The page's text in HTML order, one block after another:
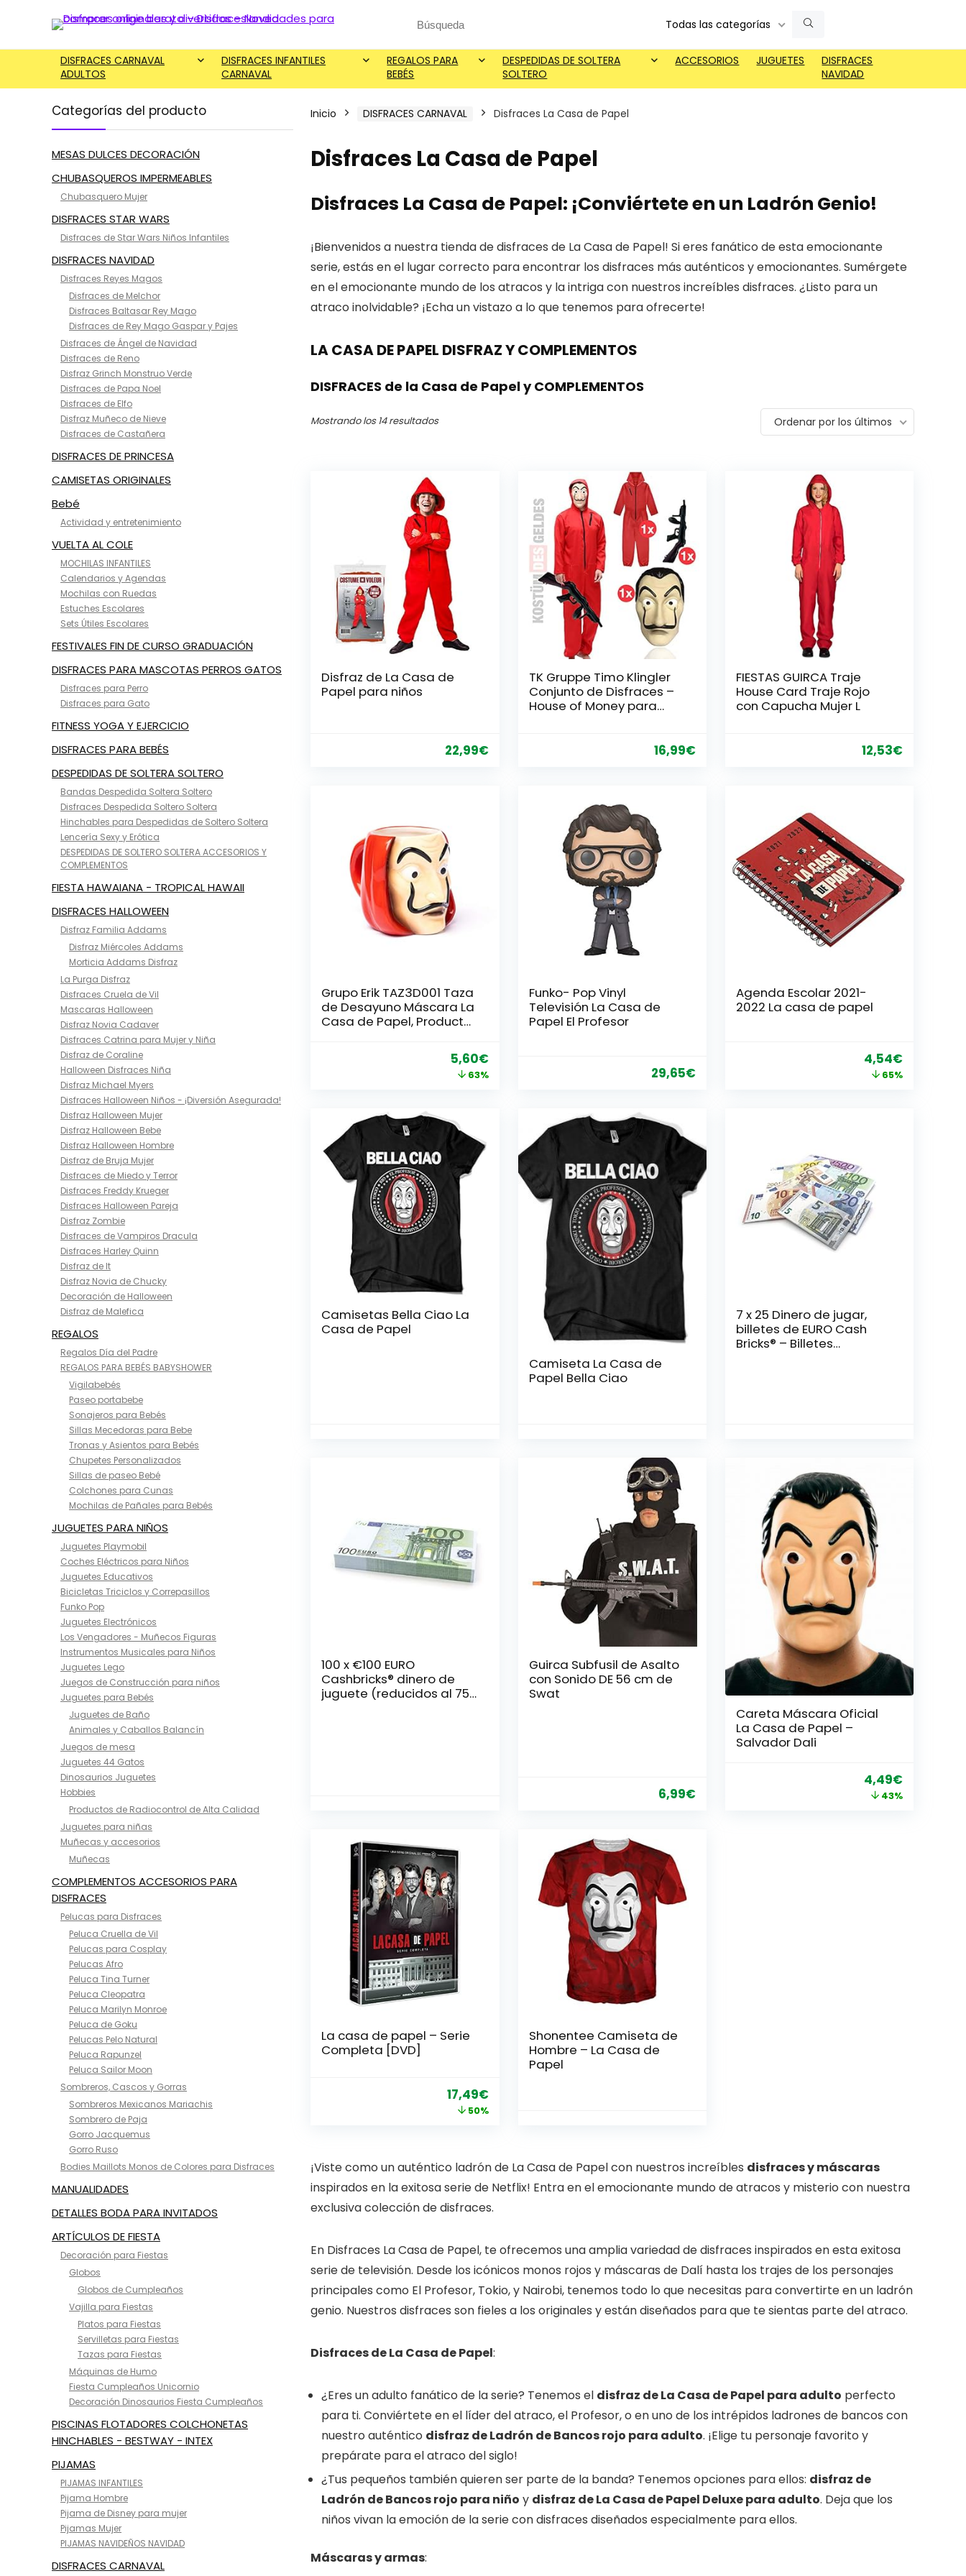
Search
Todas las categorías
DISFRACES CARNAVAL
ADULTOS
DISFRACES INFANTILES
CARNAVAL
REGALOS PARA
BEBÉS
DESPEDIDAS DE SOLTERA
SOLTERO
ACCESORIOS JUGUETES
DISFRACES
NAVIDAD
Categorías del producto
MESAS DULCES DECORACIÓN
CHUBASQUEROS IMPERMEABLES
Chubasquero Mujer
DISFRACES STAR WARS
Disfraces de Star Wars Niños Infantiles
DISFRACES NAVIDAD
Disfraces Reyes Magos
Disfraces de Melchor
Disfraces Baltasar Rey Mago
Disfraces de Rey Mago Gaspar y Pajes
Disfraces de Ángel de Navidad
Disfraces de Reno
Disfraz Grinch Monstruo Verde
Disfraces de Papa Noel
Disfraces de Elfo
Disfraz Muñeco de Nieve
Disfraces de Castañera
DISFRACES DE PRINCESA
CAMISETAS ORIGINALES
Bebé
Actividad y entretenimiento
VUELTA AL COLE
MOCHILAS INFANTILES
Calendarios y Agendas
Mochilas con Ruedas
Estuches Escolares
Sets Útiles Escolares
FESTIVALES FIN DE CURSO GRADUACIÓN
DISFRACES PARA MASCOTAS PERROS GATOS
Disfraces para Perro
Disfraces para Gato
FITNESS YOGA Y EJERCICIO
DISFRACES PARA BEBÉS
DESPEDIDAS DE SOLTERA SOLTERO
Bandas Despedida Soltera Soltero
Disfraces Despedida Soltero Soltera
Hinchables para Despedidas de Soltero Soltera
Lencería Sexy y Erótica
DESPEDIDAS DE SOLTERO SOLTERA ACCESORIOS Y
COMPLEMENTOS
FIESTA HAWAIANA - TROPICAL HAWAII
DISFRACES HALLOWEEN
Disfraz Familia Addams
Disfraz Miércoles Addams
Morticia Addams Disfraz
La Purga Disfraz
Disfraces Cruela de Vil
Mascaras Halloween
Disfraz Novia Cadaver
Disfraces Catrina para Mujer y Niña
Disfraz de Coraline
Halloween Disfraces Niña
Disfraz Michael Myers
Disfraces Halloween Niños - ¡Diversión Asegurada!
Disfraz Halloween Mujer
Disfraz Halloween Bebe
Disfraz Halloween Hombre
Disfraz de Bruja Mujer
Disfraces de Miedo y Terror
Disfraces Freddy Krueger
Disfraces Halloween Pareja
Disfraz Zombie
Disfraces de Vampiros Dracula
Disfraces Harley Quinn
Disfraz de It
Disfraz Novia de Chucky
Decoración de Halloween
Disfraz de Malefica
REGALOS
Regalos Día del Padre
REGALOS PARA BEBÉS BABYSHOWER
Vigilabebés
Paseo portabebe
Sonajeros para Bebés
Sillas Mecedoras para Bebe
Tronas y Asientos para Bebés
Chupetes Personalizados
Sillas de paseo Bebé
Colchones para Cunas
Mochilas de Pañales para Bebés
JUGUETES PARA NIÑOS
Juguetes Playmobil
Coches Eléctricos para Niños
Juguetes Educativos
Bicicletas Triciclos y Correpasillos
Funko Pop
Juguetes Electrónicos
Los Vengadores - Muñecos Figuras
Instrumentos Musicales para Niños
Juguetes Lego
Juegos de Construcción para niños
Juguetes para Bebés
Juguetes de Baño
Animales y Caballos Balancín
Juegos de mesa
Juguetes 44 Gatos
Dinosaurios Juguetes
Hobbies
Productos de Radiocontrol de Alta Calidad
Juguetes para niñas
Muñecas y accesorios
Muñecas
COMPLEMENTOS ACCESORIOS PARA
DISFRACES
Pelucas para Disfraces
Peluca Cruella de Vil
Pelucas para Cosplay
Pelucas Afro
Peluca Tina Turner
Peluca Cleopatra
Peluca Marilyn Monroe
Peluca de Goku
Pelucas Pelo Natural
Peluca Rapunzel
Peluca Sailor Moon
Sombreros, Cascos y Gorras
Sombreros Mexicanos Mariachis
Sombrero de Paja
Gorro Jacquemus
Gorro Ruso
Bodies Maillots Monos de Colores para Disfraces
MANUALIDADES
DETALLES BODA PARA INVITADOS
ARTÍCULOS DE FIESTA
Decoración para Fiestas
Globos
Globos de Cumpleaños
Vajilla para Fiestas
Platos para Fiestas
Servilletas para Fiestas
Tazas para Fiestas
Máquinas de Humo
Fiesta Cumpleaños Unicornio
Decoración Dinosaurios Fiesta Cumpleaños
PISCINAS FLOTADORES COLCHONETAS
HINCHABLES - BESTWAY - INTEX
PIJAMAS
PIJAMAS INFANTILES
Pijama Hombre
Pijama de Disney para mujer
Pijamas Mujer
PIJAMAS NAVIDEÑOS NAVIDAD
DISFRACES CARNAVAL
Inicio DISFRACES CARNAVAL Disfraces La Casa de Papel
Disfraces La Casa de Papel
Disfraces La Casa de Papel: ¡Conviértete en un Ladrón Genio!
¡Bienvenidos a nuestra tienda de disfraces de La Casa de Papel! Si eres fanático de esta emocionante
serie, estás en el lugar correcto para encontrar los disfraces más auténticos y emocionantes. Sumérgete
en el emocionante mundo de los atracos y la intriga con nuestros increíbles disfraces. ¿Listo para un
atraco inolvidable? ¡Echa un vistazo a lo que tenemos para ofrecerte!
LA CASA DE PAPEL DISFRAZ Y COMPLEMENTOS
DISFRACES de la Casa de Papel y COMPLEMENTOS
Mostrando los 14 resultadosOrdenado
Ordenar por los últimos
Disfraz de La Casa de
Papel para niños
22,99€
TK Gruppe Timo Klingler
Conjunto de Disfraces –
House of Money para
Inflable, Mono Rojo para
16,99€
FIESTAS GUIRCA Traje
House Card Traje Rojo
con Capucha Mujer L
12,53€
Grupo Erik TAZ3D001 Taza
de Desayuno Máscara La
Casa de Papel, Producto
El
precio
14,99€.
5,60€El
precio
63%
Funko- Pop Vinyl
Televisión La Casa de
Papel El Profesor
29,65€
Agenda Escolar 2021-
2022 La casa de papel
El
precio
4,54€
precio
65%
Camisetas Bella Ciao La
Casa de Papel
Camiseta La Casa de
Papel Bella Ciao
7 x 25 Dinero de jugar,
billetes de EURO Cash
Bricks® – Billetes
100 x €100 EURO
Cashbricks® dinero de
juguete (reducidos al 75
Guirca Subfusil de Asalto
con Sonido DE 56 cm de
Swat
6,99€
Careta Máscara Oficial
La Casa de Papel –
Salvador Dali
El
precio
4,49€
precio
43%
La casa de papel – Serie
Completa [DVD]
El
precio
34,99€.
17,49€El
precio
17,49€.
50%
Shonentee Camiseta de
Hombre – La Casa de
Papel
¡Viste como un auténtico ladrón de La Casa de Papel con nuestros increíbles disfraces y máscaras
inspirados en la exitosa serie de Netflix! Entra en el emocionante mundo de atracos y misterio con nuestra
exclusiva colección de disfraces.
En Disfraces La Casa de Papel, te ofrecemos una amplia variedad de disfraces inspirados en esta exitosa
serie de televisión. Desde los icónicos monos rojos y máscaras de Dalí hasta los trajes de los personajes
principales como El Profesor, Tokio, y Nairobi, tenemos todo lo que necesitas para convertirte en un ladrón
genio. Nuestros disfraces son fieles a los originales y están diseñados para que te sientas parte del atraco.
Disfraces de La Casa de Papel:
¿Eres un adulto fanático de la serie? Tenemos el disfraz de La Casa de Papel para adulto perfecto
para ti. Conviértete en el líder del atraco, el Profesor, o en uno de los intrépidos ladrones de bancos con
nuestro auténtico disfraz de Ladrón de Bancos rojo para adulto. ¡Elige tu personaje favorito y
prepárate para el atraco del siglo!
¿Tus pequeños también quieren ser parte de la banda? Tenemos opciones para ellos: disfraz de
Ladrón de Bancos rojo para niño y disfraz de La Casa de Papel Deluxe para adulto. Deja que los
niños vivan la emoción de la serie con disfraces diseñados especialmente para ellos.
Máscaras y armas: